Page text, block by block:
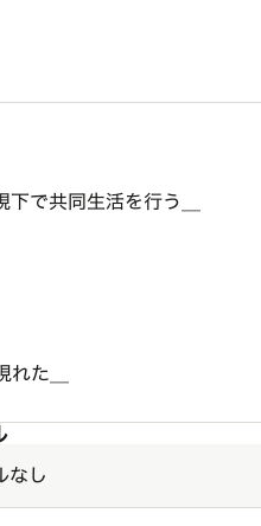
で共同生活を行う__
た__
なし